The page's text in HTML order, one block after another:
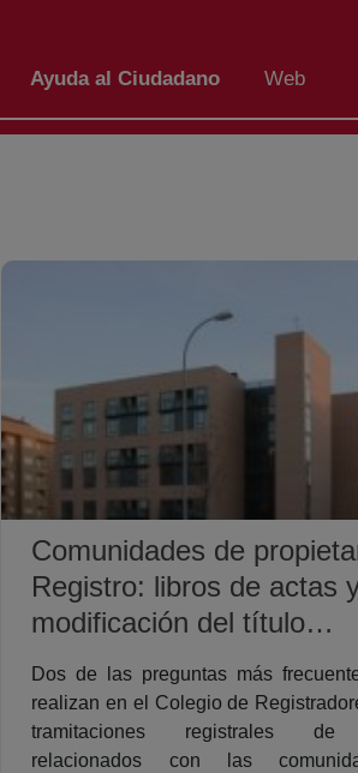
Ayuda al Ciudadano Web
Comunidades de
Registro: libros de actas
modificación del título
constitutivo de la
Horizontal
Dos de las preguntas más
realizan en el Colegio de
tramitaciones registrales de
relacionados con las